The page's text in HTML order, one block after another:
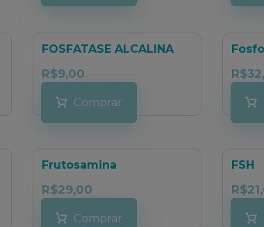
FOSFATASE ALCALINA
R$9,00
Comprar
R$
Frutosamina
R$29,00
Comprar
FSH
R$